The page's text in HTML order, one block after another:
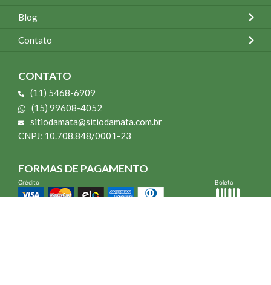
Blog
Contato
CONTATO
(11) 5468-6909
(15) 99608-4052
sitiodamata@sitiodamata.com.br
CNPJ: 10.708.848/0001-23
FORMAS DE PAGAMENTO
Crédito Boleto